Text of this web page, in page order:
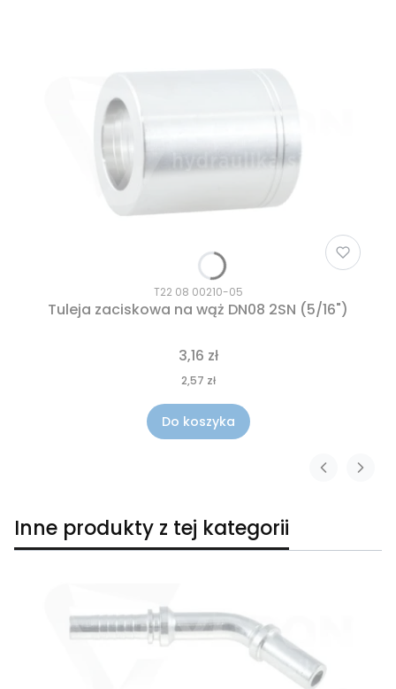
T22 08 00210-05
Tuleja zaciskowa na wąż DN08 2SN (5/16")
3,16 zł
2,57 zł
Do koszyka
Inne produkty z tej kategorii